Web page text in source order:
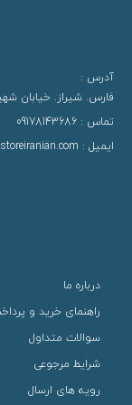
آدرس :
فارس. شیراز. خیابان شهید فقیهی.
تماس : 09178143686
ایمیل :
درباره ما
راهنمای خرید و
سوالات متداول
شرایط مرجوعی
رویه های ارسال